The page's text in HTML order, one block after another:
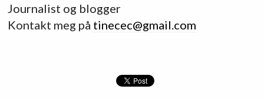
Journalist og blogger
Kontakt meg på tinecec@gmail.com